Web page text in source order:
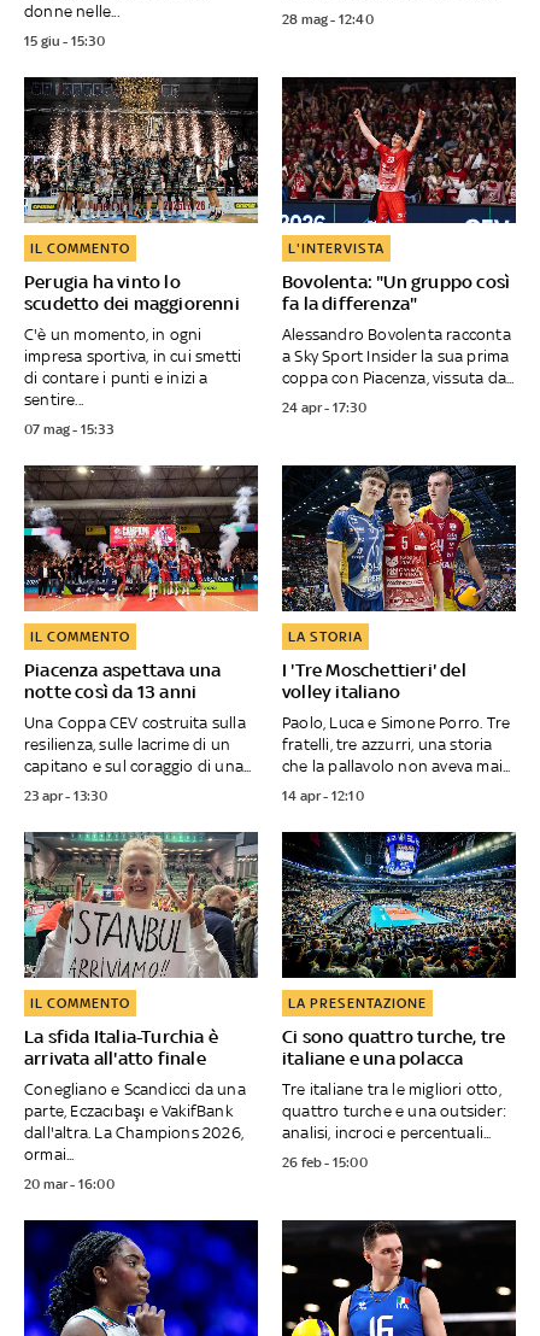
donne nelle...
15 giu - 15:30
28 mag - 12:40
Perugia ha vinto lo
scudetto dei maggiorenni
IL COMMENTO
C'è un momento, in ogni
impresa sportiva, in cui smetti
di contare i punti e inizi a
sentire...
07 mag - 15:33
Bovolenta: "Un gruppo così
fa la differenza"
L'INTERVISTA
Alessandro Bovolenta racconta
a Sky Sport Insider la sua prima
coppa con Piacenza, vissuta da...
24 apr - 17:30
Piacenza aspettava una
notte così da 13 anni
IL COMMENTO
Una Coppa CEV costruita sulla
resilienza, sulle lacrime di un
capitano e sul coraggio di una...
23 apr - 13:30
I 'Tre Moschettieri' del
volley italiano
LA STORIA
Paolo, Luca e Simone Porro. Tre
fratelli, tre azzurri, una storia
che la pallavolo non aveva mai...
14 apr - 12:10
La sfida Italia-Turchia è
arrivata all'atto finale
IL COMMENTO
Conegliano e Scandicci da una
parte, Eczacıbaşı e VakifBank
dall'altra. La Champions 2026,
ormai...
20 mar - 16:00
Ci sono quattro turche, tre
italiane e una polacca
LA PRESENTAZIONE
Tre italiane tra le migliori otto,
quattro turche e una outsider:
analisi, incroci e percentuali...
26 feb - 15:00